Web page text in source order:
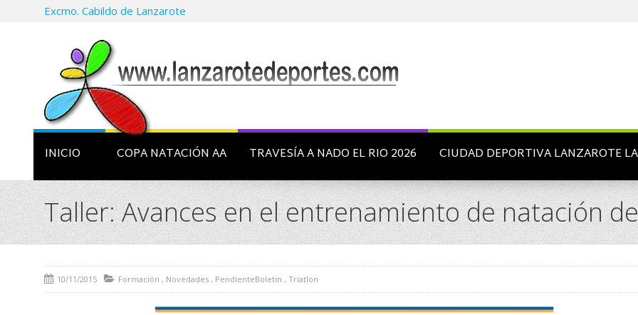
Excmo. Cabildo de Lanzarote
INICIO COPA NATACIÓN AA TRAVESÍA A NADO EL RIO 2026 CIUDAD DEPORTIVA LANZAROTE
Taller: Avances en el entrenamiento de natación
10/11/2015 Formación , Novedades , PendienteBoletin , Triatlon